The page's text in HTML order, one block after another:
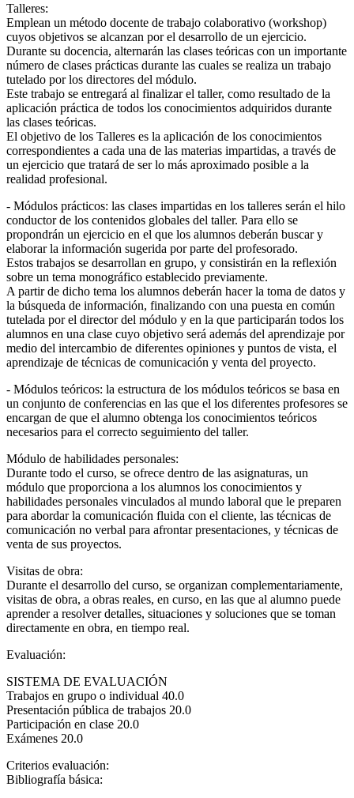
Talleres:
Emplean un método docente de trabajo colaborativo (workshop)
cuyos objetivos se alcanzan por el desarrollo de un ejercicio.
Durante su docencia, alternarán las clases teóricas con un importante
número de clases prácticas durante las cuales se realiza un trabajo
tutelado por los directores del módulo.
Este trabajo se entregará al finalizar el taller, como resultado de la
aplicación práctica de todos los conocimientos adquiridos durante
las clases teóricas.
El objetivo de los Talleres es la aplicación de los conocimientos
correspondientes a cada una de las materias impartidas, a través de
un ejercicio que tratará de ser lo más aproximado posible a la
realidad profesional.
- Módulos prácticos: las clases impartidas en los talleres serán el hilo
conductor de los contenidos globales del taller. Para ello se
propondrán un ejercicio en el que los alumnos deberán buscar y
elaborar la información sugerida por parte del profesorado.
Estos trabajos se desarrollan en grupo, y consistirán en la reflexión
sobre un tema monográfico establecido previamente.
A partir de dicho tema los alumnos deberán hacer la toma de datos y
la búsqueda de información, finalizando con una puesta en común
tutelada por el director del módulo y en la que participarán todos los
alumnos en una clase cuyo objetivo será además del aprendizaje por
medio del intercambio de diferentes opiniones y puntos de vista, el
aprendizaje de técnicas de comunicación y venta del proyecto.
- Módulos teóricos: la estructura de los módulos teóricos se basa en
un conjunto de conferencias en las que el los diferentes profesores se
encargan de que el alumno obtenga los conocimientos teóricos
necesarios para el correcto seguimiento del taller.
Módulo de habilidades personales:
Durante todo el curso, se ofrece dentro de las asignaturas, un
módulo que proporciona a los alumnos los conocimientos y
habilidades personales vinculados al mundo laboral que le preparen
para abordar la comunicación fluida con el cliente, las técnicas de
comunicación no verbal para afrontar presentaciones, y técnicas de
venta de sus proyectos.
Visitas de obra:
Durante el desarrollo del curso, se organizan complementariamente,
visitas de obra, a obras reales, en curso, en las que al alumno puede
aprender a resolver detalles, situaciones y soluciones que se toman
directamente en obra, en tiempo real.
Evaluación:
SISTEMA DE EVALUACIÓN
Trabajos en grupo o individual 40.0
Presentación pública de trabajos 20.0
Participación en clase 20.0
Exámenes 20.0
Criterios evaluación:
Bibliografía básica: